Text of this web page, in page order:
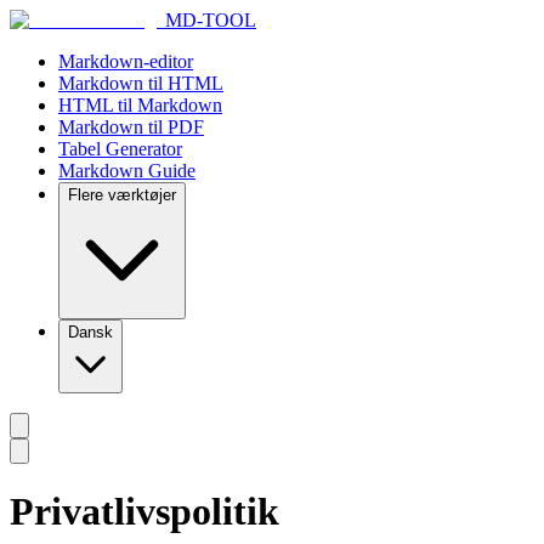
MD-TOOL
Markdown-editor
Markdown til HTML
HTML til Markdown
Markdown til PDF
Tabel Generator
Markdown Guide
Flere værktøjer
Dansk
Privatlivspolitik